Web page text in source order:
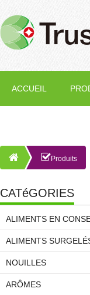
ACCUEIL
Produits
CATéGORIES
ALIMENTS EN
ALIMENTS
NOUILLES
ARÔMES